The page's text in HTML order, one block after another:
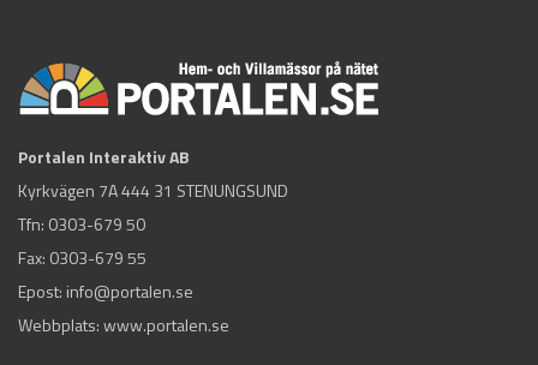
Portalen Interaktiv AB
Kyrkvägen 7A 444 31 STENUNGSUND
Tfn: 0303-679 50
Fax: 0303-679 55
Epost: info@portalen.se
Webbplats: www.portalen.se